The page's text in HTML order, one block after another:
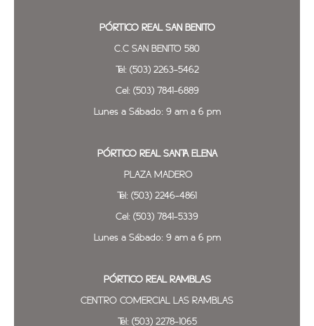
PÓRTICO REAL SAN BENITO
C.C SAN BENITO 580
Tel: (503) 2263-5462
Cel: (503) 7841-6889
Lunes a Sábado: 9 am a 6 pm
PÓRTICO REAL SANTA ELENA
PLAZA MADERO
Tel: (503) 2246-4861
Cel: (503) 7841-5339
Lunes a Sábado: 9 am a 6 pm
PÓRTICO REAL RAMBLAS
CENTRO COMERCIAL LAS RAMBLAS
Tel: (503) 2278-1065